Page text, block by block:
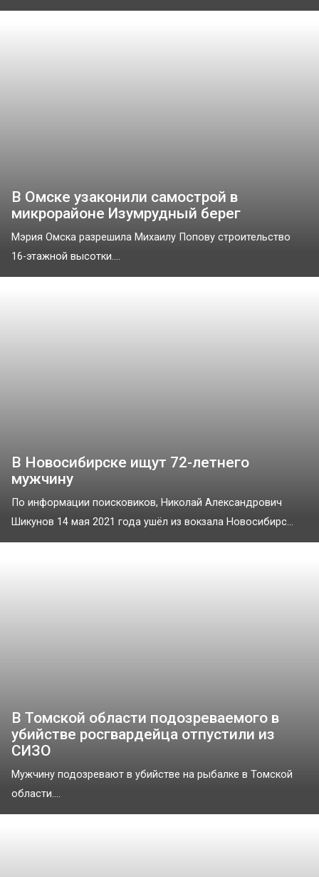
В Омске узаконили самострой в
микрорайоне Изумрудный берег
Мэрия Омска разрешила Михаилу Попову строительство
16-этажной высотки....
В Новосибирске ищут 72-летнего
мужчину
По информации поисковиков, Николай Александрович
Шикунов 14 мая 2021 года ушёл из вокзала Новосибирс...
В Томской области подозреваемого в
убийстве росгвардейца отпустили из
СИЗО
Мужчину подозревают в убийстве на рыбалке в Томской
области....